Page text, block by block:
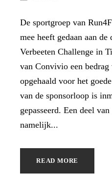
De sportgroep van
mee heeft gedaan aan
Verbeeten Challenge in
van Convivio een bedrag
opgehaald voor het
van de sponsorloop is
gepasseerd. Een deel
namelijk...
READ MORE